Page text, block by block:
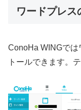
ワードプレス
ConoHa WINGでは
トールできます。